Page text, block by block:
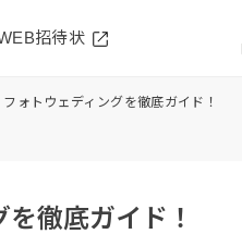
招待状
ォトウェディングを徹底ガイド！
徹底ガイド！